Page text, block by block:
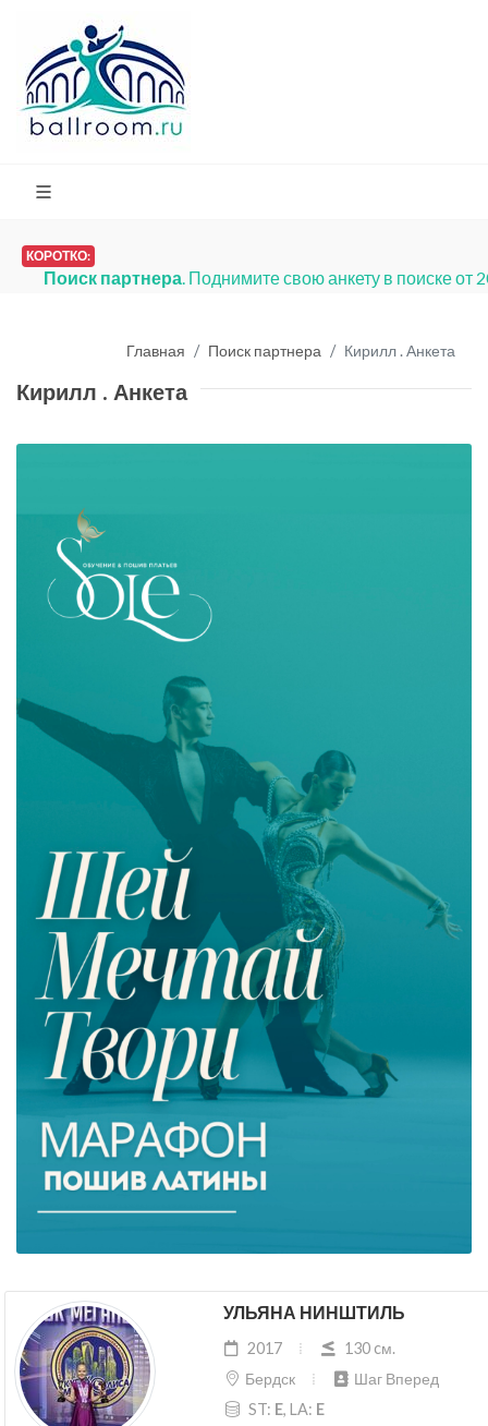
КОРОТКО:
Поиск партнера. Поднимите свою анкету в поиске от
Главная Поиск партнера Кирилл . Анкета
Кирилл . Анкета
УЛЬЯНА НИНШТИЛЬ
2017
130 cм.
Бердск
Шаг Вперед
ST: E, LA: E